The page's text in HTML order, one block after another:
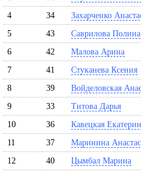
4
34 Захарченко
5
43 Саврилова Полина
6
42 Малова Арина
7
41 Стуканева Ксения
8
39 Войделовская
9
33 Титова Дарья
10
36 Кавецкая
11
37 Маринина
12
40 Цымбал Марина